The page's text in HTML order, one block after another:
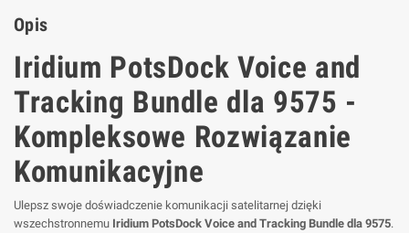
Opis
Iridium PotsDock Voice and
Tracking Bundle dla 9575 -
Kompleksowe Rozwiązanie
Komunikacyjne
Ulepsz swoje doświadczenie komunikacji satelitarnej dzięki
wszechstronnemu Iridium PotsDock Voice and Tracking Bundle dla 9575.